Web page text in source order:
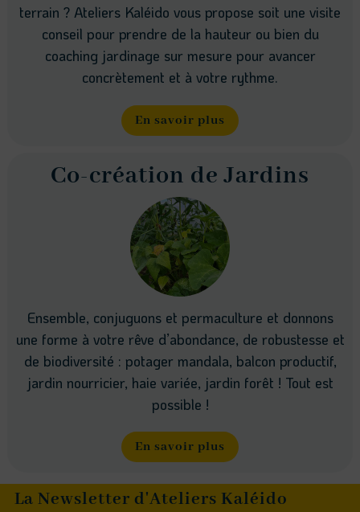
terrain ? Ateliers Kaléido vous propose soit une visite
conseil pour prendre de la hauteur ou bien du
coaching jardinage sur mesure pour avancer
concrètement et à votre rythme.
En savoir plus
Co-création de Jardins
Ensemble, conjuguons et permaculture et donnons
une forme à votre rêve d’abondance, de robustesse et
de biodiversité : potager mandala, balcon productif,
jardin nourricier, haie variée, jardin forêt ! Tout est
possible !
En savoir plus
La Newsletter d'Ateliers Kaléido